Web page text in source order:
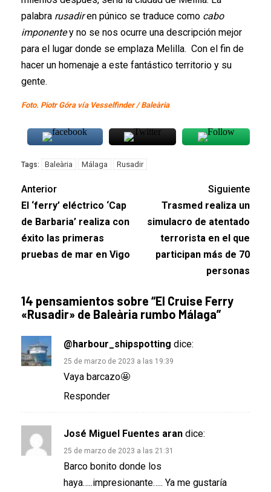
palabra rusadiren púnico se traduce como cabo
imponentey no se nos ocurre una descripción mejor
para el lugar donde se emplaza Melilla. Con el fin de
hacer un homenaje a este fantástico territorio y su
gente.
Foto. Piotr Góra vía Vesselfinder / Baleària
Tags: Baleària Málaga Rusadir
Anterior
El ‘ferry’ eléctrico ‘Cap
de Barbaria’ realiza con
éxito las primeras
pruebas de mar en Vigo
Siguiente
Trasmed realiza un
simulacro de atentado
terrorista en el que
participan más de 70
personas
14 pensamientos sobre “El Cruise Ferry
«Rusadir» de Baleària rumbo Málaga”
@harbour_shipspotting dice:
25 de marzo de 2023 a las 19:39
Vaya barcazo🤩
Responder
José Miguel Fuentes aran dice:
25 de marzo de 2023 a las 21:31
Barco bonito donde los
haya…..impresionante….. Ya me gustaría